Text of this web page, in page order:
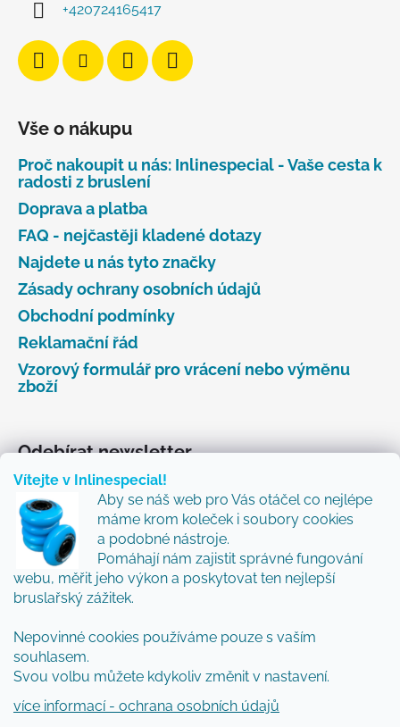
Vítejte v Inlinespecial!
Aby se náš web pro Vás otáčel co nejlépe
máme krom koleček i soubory cookies
a podobné nástroje.
Pomáhají nám zajistit správné fungování
webu, měřit jeho výkon a poskytovat ten nejlepší
bruslařský zážitek.
Nepovinné cookies používáme pouze s vaším
souhlasem.
Svou volbu můžete kdykoliv změnit v nastavení.
více informací - ochrana osobních údajů
+420724165417
Vše o nákupu
Proč nakoupit u nás: Inlinespecial - Vaše cesta k
radosti z bruslení
Doprava a platba
FAQ - nejčastěji kladené dotazy
Najdete u nás tyto značky
Zásady ochrany osobních údajů
Obchodní podmínky
Reklamační řád
Vzorový formulář pro vrácení nebo výměnu
zboží
Odebírat newsletter
Vložte svůj e-mail a my vám budeme zasílat informace
o nových produktech na našem e-shopu.
Přidejte se k nám a my Vám budeme zasílat ty nejlepší
novinky a tipy.
E-mail
Vložením e-mailu souhlasíte spodmínkami
ochrany osobních údajů
PŘIHLÁSIT SE